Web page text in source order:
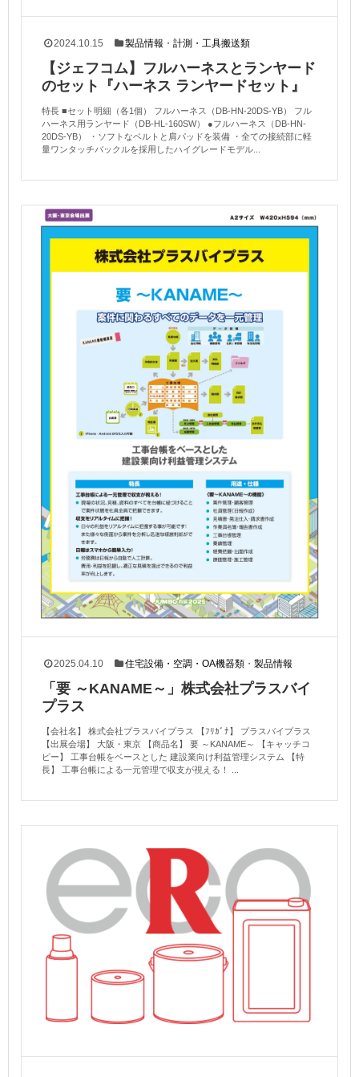
2024.10.15 製品情報 ・計測・工具搬送類
【ジェフコム】フルハーネスとランヤード
のセット『ハーネス ランヤードセット』
特長 ■セット明細（各1個） フルハーネス（DB-HN-20DS-YB） フル
ハーネス用ランヤード（DB-HL-160SW） ●フルハーネス（DB-HN-
20DS-YB） ・ソフトなベルトと肩パッドを装備 ・全ての接続部に軽
量ワンタッチバックルを採用したハイグレードモデル...
2025.04.10 住宅設備・空調・OA機器類 ・製品情報
「要 ～KANAME～」株式会社プラスバイ
プラス
【会社名】 株式会社プラスバイプラス 【ﾌﾘｶﾞﾅ】 プラスバイプラス
【出展会場】 大阪・東京 【商品名】 要 ～KANAME～ 【キャッチコ
ピー】 工事台帳をベースとした 建設業向け利益管理システム 【特
長】 工事台帳による一元管理で収支が視える！ ...